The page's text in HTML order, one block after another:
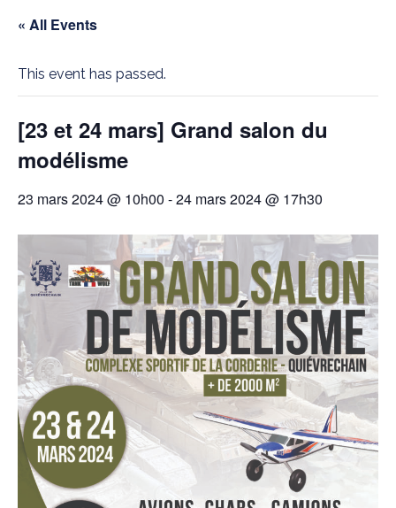
« All Events
This event has passed.
[23 et 24 mars] Grand salon du
modélisme
23 mars 2024 @ 10h00 -24 mars 2024 @ 17h30